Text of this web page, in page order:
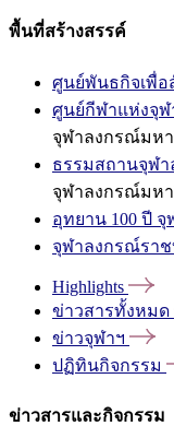
พื้นที่สร้างสรรค์
ศูนย์พันธกิจเพื่อ
ศูนย์กีฬาแห่งจุ
จุฬาลงกรณ์มห
ธรรมสถานจุฬ
จุฬาลงกรณ์มห
อุทยาน 100 ปี จุ
จุฬาลงกรณ์รา
Highlights
ข่าวสารทั้งหมด
ข่าวจุฬาฯ
ปฏิทินกิจกรรม
ข่าวสารและกิจกรรม